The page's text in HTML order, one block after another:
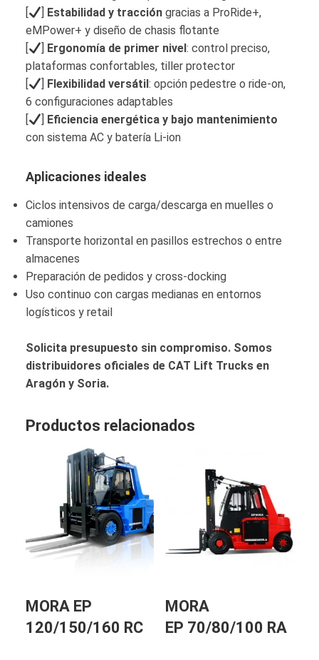
[
] Estabilidad y tracción gracias a ProRide+,
eMPower+ y diseño de chasis flotante
[
] Ergonomía de primer nivel: control preciso,
plataformas confortables, tiller protector
[
] Flexibilidad versátil: opción pedestre o ride‑on,
6 configuraciones adaptables
[
] Eficiencia energética y bajo mantenimiento
con sistema AC y batería Li‑ion
Aplicaciones ideales
Ciclos intensivos de carga/descarga en muelles o
camiones
Transporte horizontal en pasillos estrechos o entre
almacenes
Preparación de pedidos y cross‑docking
Uso continuo con cargas medianas en entornos
logísticos y retail
Solicita presupuesto sin compromiso. Somos
distribuidores oficiales de CAT Lift Trucks en
Aragón y Soria.
Productos relacionados
MORA EP
120/150/160 RC
MORA
EP 70/80/100 RA